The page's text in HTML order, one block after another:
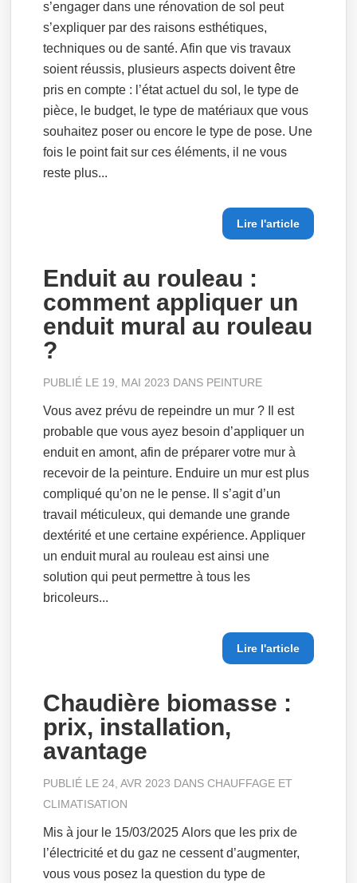
s’engager dans une rénovation de sol peut
s’expliquer par des raisons esthétiques,
techniques ou de santé. Afin que vis travaux
soient réussis, plusieurs aspects doivent être
pris en compte : l’état actuel du sol, le type de
pièce, le budget, le type de matériaux que vous
souhaitez poser ou encore le type de pose. Une
fois le point fait sur ces éléments, il ne vous
reste plus...
Lire l'article
Enduit au rouleau :
comment appliquer un
enduit mural au rouleau
?
PUBLIÉ LE 19, MAI 2023 DANS PEINTURE
Vous avez prévu de repeindre un mur ? Il est
probable que vous ayez besoin d’appliquer un
enduit en amont, afin de préparer votre mur à
recevoir de la peinture. Enduire un mur est plus
compliqué qu’on ne le pense. Il s’agit d’un
travail méticuleux, qui demande une grande
dextérité et une certaine expérience. Appliquer
un enduit mural au rouleau est ainsi une
solution qui peut permettre à tous les
bricoleurs...
Lire l'article
Chaudière biomasse :
prix, installation,
avantage
PUBLIÉ LE 24, AVR 2023 DANSCHAUFFAGE ET
CLIMATISATION
Mis à jour le 15/03/2025 Alors que les prix de
l’électricité et du gaz ne cessent d’augmenter,
vous vous posez la question du type de